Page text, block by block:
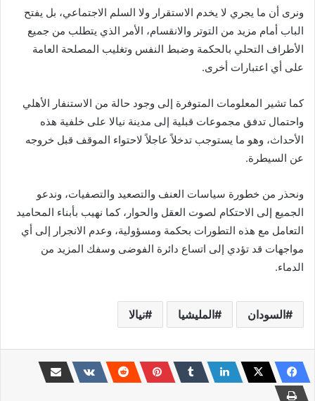
ونرى أن ما يجري لا يخدم الاستقرار ولا السلم الاجتماعي، بل يفتح
الباب أمام مزيد من التوتر والانقسام، الأمر الذي يتطلب من جميع
الأطراف التحلي بالحكمة وضبط النفس وتغليب المصلحة العامة
على أي اعتبارات أخرى.
كما تشير المعلومات المتوفرة إلى وجود حالة من الاستنفار الأهلي
واحتمال تدفق مجموعات قبلية إلى مدينة نيالا على خلفية هذه
الأحداث، وهو ما يستوجب تدخلاً عاجلاً لاحتواء الموقف قبل خروجه
عن السيطرة.
ونحذر من خطورة سياسات العنف والتصعيد والتصفيات، وندعو
الجميع إلى الاحتكام لصوت العقل والحوار، كما نهيب بأبناء المحاميد
التعامل مع هذه التطورات بحكمة ومسؤولية، وعدم الانجرار إلى أي
مواجهات قد تؤدي إلى اتساع دائرة الفوضى وسفك المزيد من
الدماء.
السودان المليشيا نيالا